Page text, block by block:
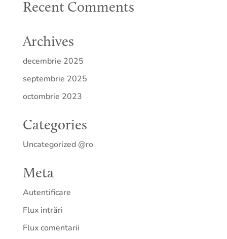
Recent Comments
Archives
decembrie 2025
septembrie 2025
octombrie 2023
Categories
Uncategorized @ro
Meta
Autentificare
Flux intrări
Flux comentarii